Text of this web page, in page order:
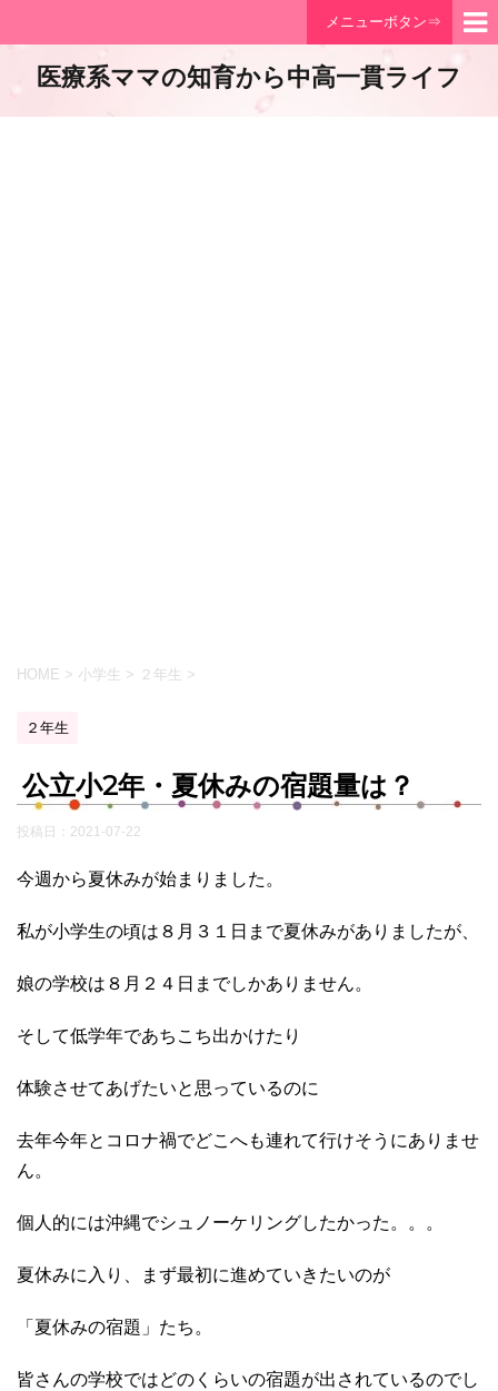
メニューボタン⇒
医療系ママの知育から中高一貫ライフ
HOME > 小学生 > ２年生 >
２年生
公立小2年・夏休みの宿題量は？
投稿日： 2021-07-22
今週から夏休みが始まりました。
私が小学生の頃は８月３１日まで夏休みがありましたが、
娘の学校は８月２４日までしかありません。
そして低学年であちこち出かけたり
体験させてあげたいと思っているのに
去年今年とコロナ禍でどこへも連れて行けそうにありませ
ん。
個人的には沖縄でシュノーケリングしたかった。。。
夏休みに入り、まず最初に進めていきたいのが
「夏休みの宿題」たち。
皆さんの学校ではどのくらいの宿題が出されているのでし